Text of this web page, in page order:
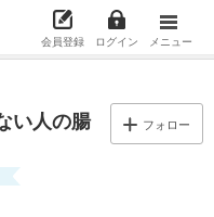
会員登録 ログイン メニュー
い人の腸
フォロー